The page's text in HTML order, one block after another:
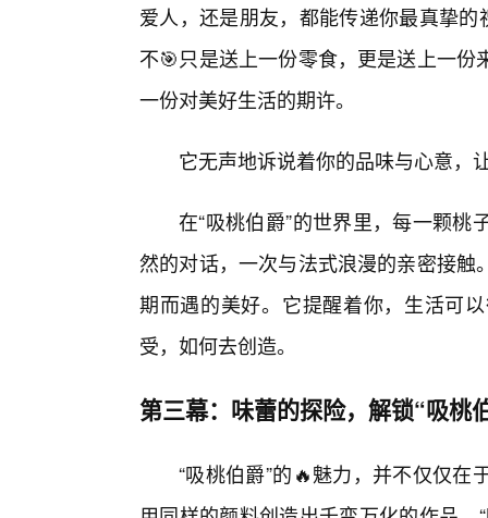
爱人，还是朋友，都能传递你最真挚
不🎯只是送上一份零食，更是送上一
一份对美好生活的期许。
它无声地诉说着你的品味与心意，
在“吸桃伯爵”的世界里，每一颗
然的对话，一次与法式浪漫的亲密接
期而遇的美好。它提醒着你，生活可
受，如何去创造。
第三幕：味蕾的探险，解锁“吸桃
“吸桃伯爵”的🔥魅力，并不仅仅